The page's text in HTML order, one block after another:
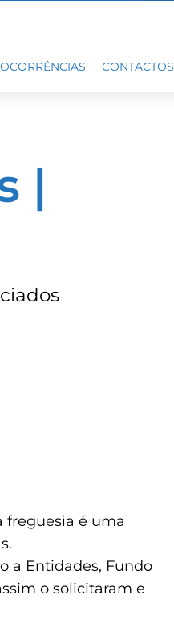
OCORRÊNCIAS CONTACTOS
|
freguesia é uma
a Entidades, Fundo
o solicitaram e